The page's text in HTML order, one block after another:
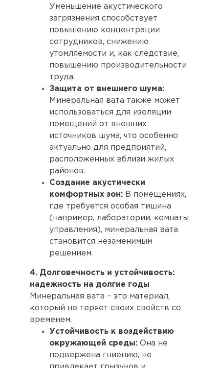
Уменьшение акустического
загрязнения способствует
повышению концентрации
сотрудников, снижению
утомляемости и, как следствие,
повышению производительности
труда.
Защита от внешнего шума:
Минеральная вата также может
использоваться для изоляции
помещений от внешних
источников шума, что особенно
актуально для предприятий,
расположенных вблизи жилых
районов.
Создание акустически
комфортных зон: В помещениях,
где требуется особая тишина
(например, лаборатории, комнаты
управления), минеральная вата
становится незаменимым
решением.
4. Долговечность и устойчивость:
надежность на долгие годы
Минеральная вата – это материал,
который не теряет своих свойств со
временем.
Устойчивость к воздействию
окружающей среды: Она не
подвержена гниению, не